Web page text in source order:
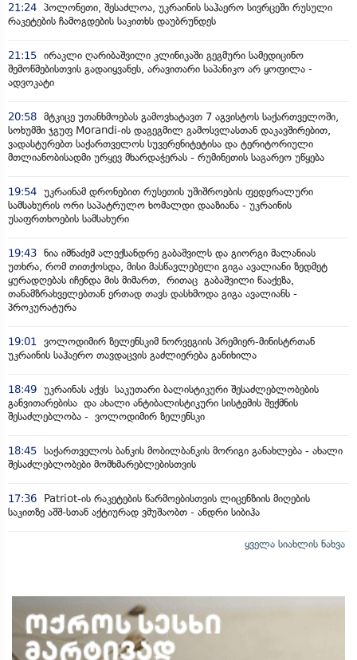
21:24 პოლონეთი, შესაძლოა, უკრაინის საჰაერო სივრცეში რუსული
რაკეტების ჩამოგდების საკითხს დაუბრუნდეს
21:15 ირაკლი ღარიბაშვილი კლინიკაში გეგმური სამედიცინო
შემოწმებისთვის გადაიყვანეს, არავითარი საპანიკო არ ყოფილა -
ადვოკატი
20:58 მტკიცე უთანხმოებას გამოვხატავთ 7 აგვისტოს საქართველოში,
სოხუმში ჯგუფ Morandi-ის დაგეგმილ გამოსვლასთან დაკავშირებით,
ვადასტურებთ საქართველოს სუვერენიტეტისა და ტერიტორიული
მთლიანობისადმი ურყევ მხარდაჭერას - რუმინეთის საგარეო უწყება
19:54 უკრაინამ დრონებით რუსეთის უშიშროების ფედერალური
სამსახურის ორი საპატრულო ხომალდი დააზიანა - უკრაინის
უსაფრთხოების სამსახური
19:43 ნია იმნაძემ ალექსანდრე გაბაშვილს და გიორგი მალანიას
უთხრა, რომ თითქოსდა, მისი მასწავლებელი გიგა ავალიანი ზედმეტ
ყურადღებას იჩენდა მის მიმართ, რითაც გაბაშვილი წააქეზა,
თანამზრახველებთან ერთად თავს დასხმოდა გიგა ავალიანს -
პროკურატურა
19:01
ვოლოდიმირ ზელენსკიმ ნორვეგიის პრემიერ-მინისტრთან
უკრაინის საჰაერო თავდაცვის გაძლიერება განიხილა
18:49 უკრაინას აქვს საკუთარი ბალისტიკური შესაძლებლობების
განვითარებისა და ახალი ანტიბალისტიკური სისტემის შექმნის
შესაძლებლობა - ვოლოდიმირ ზელენსკი
18:45 საქართველოს ბანკის მობილბანკის მორიგი განახლება - ახალი
შესაძლებლობები მომხმარებლებისთვის
17:36
Patriot-ის რაკეტების წარმოებისთვის ლიცენზიის მიღების
საკითზე აშშ-სთან აქტიურად ვმუშაობთ - ანდრი სიბიჰა
ყველა სიახლის ნახვა